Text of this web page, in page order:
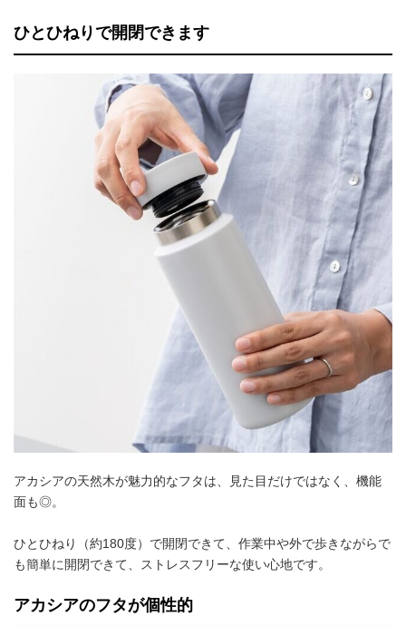
ひとひねりで開閉できます
アカシアの天然木が魅力的なフタは、見た目だけではなく、機能
面も◎。
ひとひねり（約180度）で開閉できて、作業中や外で歩きながらで
も簡単に開閉できて、ストレスフリーな使い心地です。
アカシアのフタが個性的